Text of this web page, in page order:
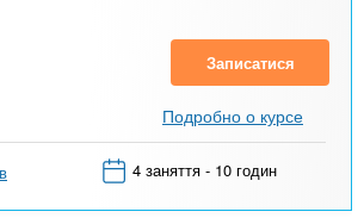
Записатися
Подробно о курсе
4 заняття - 10 годин